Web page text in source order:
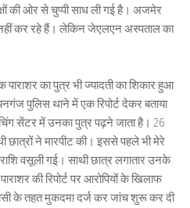
की ओर से चुप्पी साध ली गई है। अजमेर
नहीं कर रहे हैं। लेकिन जेएलएन अस्पताल का
का पुत्र भी ज्यादती का शिकार हुआ
पुलिस थाने में एक रिपोर्ट देकर बताया
सेंटर में उनका पुत्र पढ़ने जाता है। 26
छात्रों ने मारपीट की। इससे पहले भी मेरे
वसूली गई। साथी छात्र लगातार उनके
की रिपोर्ट पर आरोपियों के खिलाफ
के तहत मुकदमा दर्ज कर जांच शुरू कर दी